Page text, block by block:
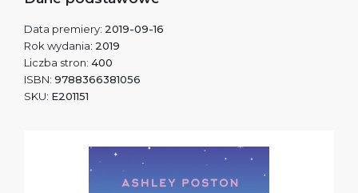
Data premiery: 2019-09-16
Rok wydania: 2019
Liczba stron: 400
ISBN: 9788366381056
SKU: E201151